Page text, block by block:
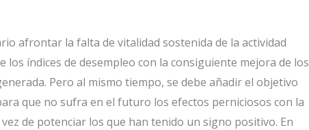
afrontar la falta de vitalidad sostenida de la actividad
los índices de desempleo con la consiguiente mejora de los
Pero al mismo tiempo, se debe añadir el objetivo
que no sufra en el futuro los efectos perniciosos con la
de potenciar los que han tenido un signo positivo. En